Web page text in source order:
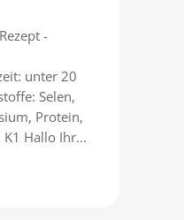
-
unter 20
Selen,
Protein,
Hallo Ihr...